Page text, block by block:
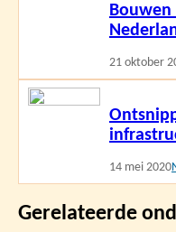
21 oktober
14 mei 2020
Lees
Gerelateerde